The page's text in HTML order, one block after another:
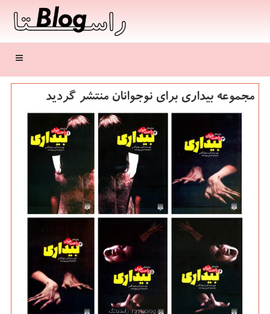
منو
مجموعه بیداری برای نوجوانان منتشر گردید